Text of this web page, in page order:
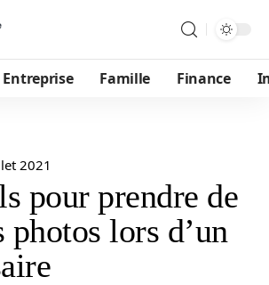
Entreprise Famille Finance
2021
pour prendre de
photos lors d’un